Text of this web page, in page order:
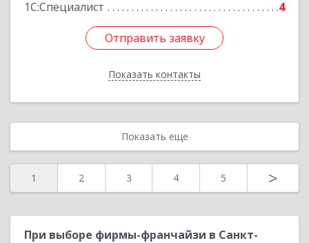
1С:Специалист 4
Отправить заявку
Показать контакты
Отправить заявку
Назад
Показать еще
1 2 3 4 5 >
При выборе фирмы-франчайзи в Санкт-